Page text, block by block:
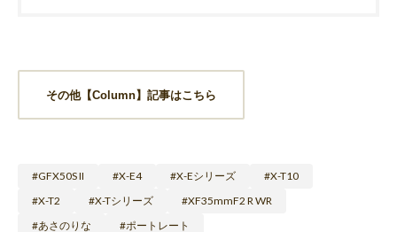
その他【Column】記事はこちら
GFX50S II X-E4 X-Eシリーズ
X-T10
X-T2
X-Tシリーズ
XF35mmF2 R WR
あさのりな
ポートレート